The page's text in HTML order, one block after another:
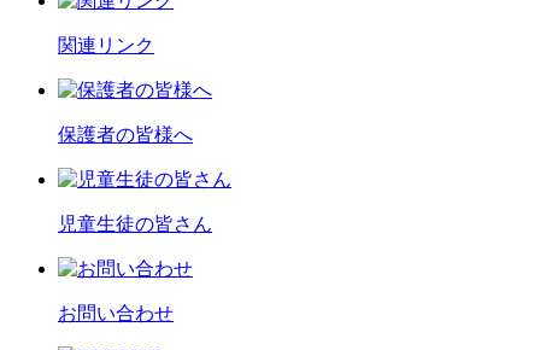
関連リンク
保護者の皆様へ
児童生徒の皆さん
お問い合わせ